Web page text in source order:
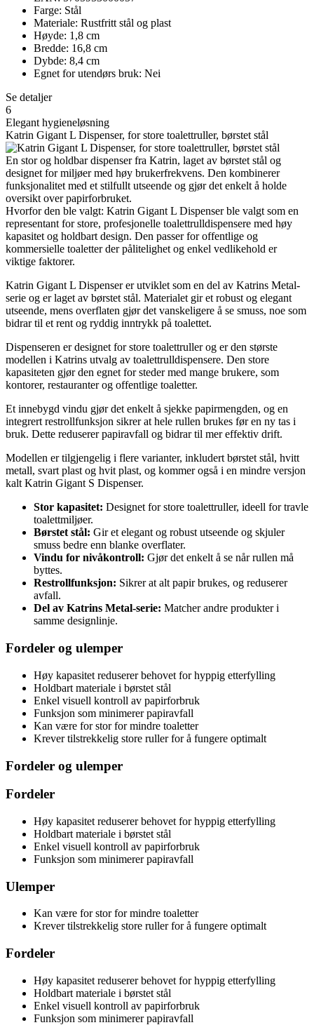
Farge: Stål
Materiale: Rustfritt stål og plast
Høyde: 1,8 cm
Bredde: 16,8 cm
Dybde: 8,4 cm
Egnet for utendørs bruk: Nei
Se detaljer
6
Elegant hygieneløsning
Katrin Gigant L Dispenser, for store toalettruller, børstet stål
En stor og holdbar dispenser fra Katrin, laget av børstet stål og
designet for miljøer med høy brukerfrekvens. Den kombinerer
funksjonalitet med et stilfullt utseende og gjør det enkelt å holde
oversikt over papirforbruket.
Hvorfor den ble valgt: Katrin Gigant L Dispenser ble valgt som en
representant for store, profesjonelle toalettrulldispensere med høy
kapasitet og holdbart design. Den passer for offentlige og
kommersielle toaletter der pålitelighet og enkel vedlikehold er
viktige faktorer.
Katrin Gigant L Dispenser er utviklet som en del av Katrins Metal-
serie og er laget av børstet stål. Materialet gir et robust og elegant
utseende, mens overflaten gjør det vanskeligere å se smuss, noe som
bidrar til et rent og ryddig inntrykk på toalettet.
Dispenseren er designet for store toalettruller og er den største
modellen i Katrins utvalg av toalettrulldispensere. Den store
kapasiteten gjør den egnet for steder med mange brukere, som
kontorer, restauranter og offentlige toaletter.
Et innebygd vindu gjør det enkelt å sjekke papirmengden, og en
integrert restrollfunksjon sikrer at hele rullen brukes før en ny tas i
bruk. Dette reduserer papiravfall og bidrar til mer effektiv drift.
Modellen er tilgjengelig i flere varianter, inkludert børstet stål, hvitt
metall, svart plast og hvit plast, og kommer også i en mindre versjon
kalt Katrin Gigant S Dispenser.
Stor kapasitet: Designet for store toalettruller, ideell for travle
toalettmiljøer.
Børstet stål: Gir et elegant og robust utseende og skjuler
smuss bedre enn blanke overflater.
Vindu for nivåkontroll: Gjør det enkelt å se når rullen må
byttes.
Restrollfunksjon: Sikrer at alt papir brukes, og reduserer
avfall.
Del av Katrins Metal-serie: Matcher andre produkter i
samme designlinje.
Fordeler og ulemper
Høy kapasitet reduserer behovet for hyppig etterfylling
Holdbart materiale i børstet stål
Enkel visuell kontroll av papirforbruk
Funksjon som minimerer papiravfall
Kan være for stor for mindre toaletter
Krever tilstrekkelig store ruller for å fungere optimalt
Fordeler og ulemper
Fordeler
Høy kapasitet reduserer behovet for hyppig etterfylling
Holdbart materiale i børstet stål
Enkel visuell kontroll av papirforbruk
Funksjon som minimerer papiravfall
Ulemper
Kan være for stor for mindre toaletter
Krever tilstrekkelig store ruller for å fungere optimalt
Fordeler
Høy kapasitet reduserer behovet for hyppig etterfylling
Holdbart materiale i børstet stål
Enkel visuell kontroll av papirforbruk
Funksjon som minimerer papiravfall